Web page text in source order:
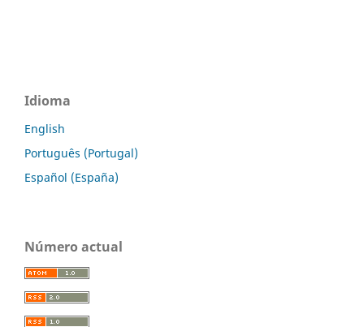
Idioma
English
Português (Portugal)
Español (España)
Número actual